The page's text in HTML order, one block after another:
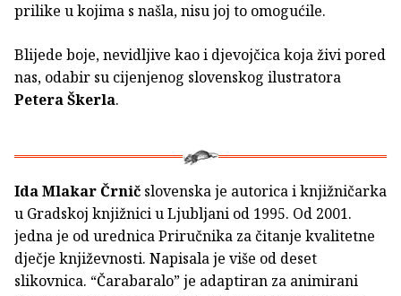
prilike u kojima s našla, nisu joj to omogućile.
Blijede boje, nevidljive kao i djevojčica koja živi pored
nas, odabir su cijenjenog slovenskog ilustratora
Petera Škerla.
Ida Mlakar Črnič slovenska je autorica i knjižničarka
u Gradskoj knjižnici u Ljubljani od 1995. Od 2001.
jedna je od urednica Priručnika za čitanje kvalitetne
dječje književnosti. Napisala je više od deset
slikovnica. “Čarabaralo” je adaptiran za animirani